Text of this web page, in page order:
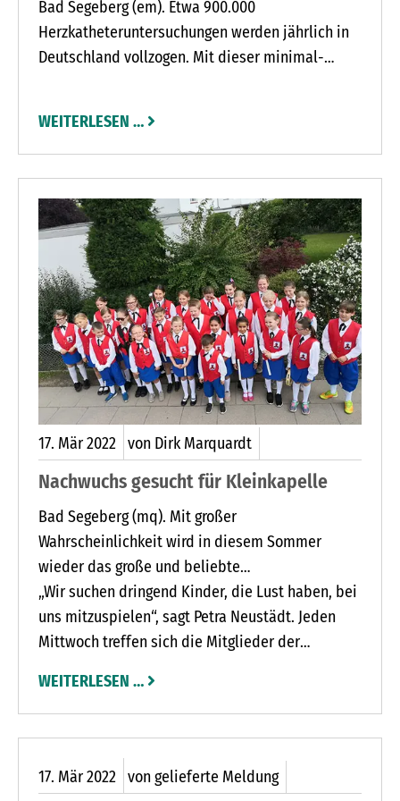
Bad Segeberg (em). Etwa 900.000
Herzkatheteruntersuchungen werden jährlich in
Deutschland vollzogen. Mit dieser minimal-
Erkrankungen diagnostizieren und oft auch gleich
behandeln. Die Durchführung einer
Herzkatheteruntersuchung ist auch bei Patienten
im hohen Alter möglich. Gisela Willhöft aus
Norderstedt ist der lebende Beweis dafür.
WEITERLESEN …
17. Mär2022 von Dirk Marquardt
Nachwuchs gesucht für Kleinkapelle
Bad Segeberg (mq). Mit großer
Wahrscheinlichkeit wird in diesem Sommer
wieder das große und beliebte
Kindervogelschießen in Bad Segeberg
stattfinden. Dann ist auch die Kleinkapelle im
Einsatz.
„Wir suchen dringend Kinder, die Lust haben, bei
uns mitzuspielen“, sagt Petra Neustädt. Jeden
Mittwoch treffen sich die Mitglieder der
Ausbildungsstätte (auf dem Gelände des BBZ in
der Burgfeldstraße) gegenüber der
Kreissporthalle. Von 17 bis 18.30 Uhr wird geübt.
„Alle Kinder im Alter zwischen sieben und 14
Jahren sind bei uns willkommen“, sagt Petra
WEITERLESEN …
17. Mär2022 von gelieferte Meldung